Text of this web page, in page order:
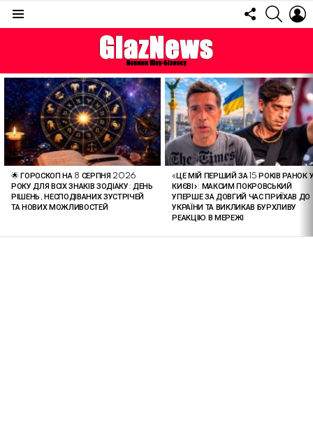
FOLLOW
US
ОСТАННІ
СТАТТІ
🌟 ГОРОСКОП НА 8 СЕРПНЯ 2026
РОКУ ДЛЯ ВСІХ ЗНАКІВ ЗОДІАКУ: ДЕНЬ
РІШЕНЬ, НЕСПОДІВАНИХ ЗУСТРІЧЕЙ
ТА НОВИХ МОЖЛИВОСТЕЙ
«ЦЕ МІЙ ПЕРШИЙ ЗА 15 РОКІВ РАНОК
КИЄВІ»: МАКСИМ ПОКРОВСЬКИЙ
УПЕРШЕ ЗА ДОВГИЙ ЧАС ПРИЇХАВ ДО
УКРАЇНИ ТА ВИКЛИКАВ БУРХЛИВУ
РЕАКЦІЮ В МЕРЕЖІ